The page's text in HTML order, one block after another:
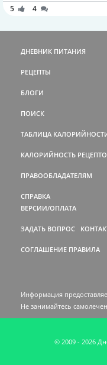
5 4
ДНЕВНИК ПИТАНИЯ
РЕЦЕПТЫ
БЛОГИ
ПОИСК
ТАБЛИЦА
КАЛОРИЙНОСТЬ
ПРАВООБЛАДАТЕЛЯМ
СПРАВКА
ВЕРСИИ/ОПЛАТА
ЗАДАТЬ ВОПРОС
СОГЛАШЕНИЕ ПРАВИЛА
Информация
Не занимайтесь
© 2009 - 2026